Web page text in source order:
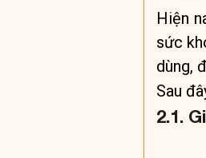
Hiện
sức
dùng,
Sau
2.1.